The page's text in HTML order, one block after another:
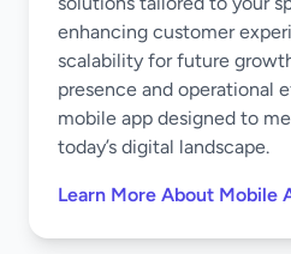
enhancing customer
scalability for future
presence and operational
mobile app designed to
today’s digital landscape.
Learn More About Mobile